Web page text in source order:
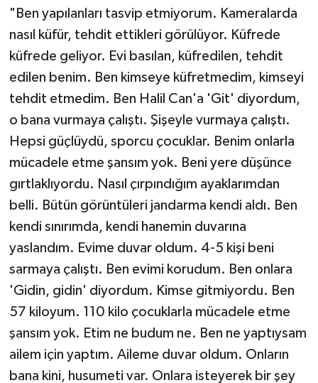
"Ben yapılanları tasvip etmiyorum. Kameralarda
nasıl küfür, tehdit ettikleri görülüyor. Küfrede
küfrede geliyor. Evi basılan, küfredilen, tehdit
edilen benim. Ben kimseye küfretmedim, kimseyi
tehdit etmedim. Ben Halil Can'a 'Git' diyordum,
o bana vurmaya çalıştı. Şişeyle vurmaya çalıştı.
Hepsi güçlüydü, sporcu çocuklar. Benim onlarla
mücadele etme şansım yok. Beni yere düşünce
gırtlaklıyordu. Nasıl çırpındığım ayaklarımdan
belli. Bütün görüntüleri jandarma kendi aldı. Ben
kendi sınırımda, kendi hanemin duvarına
yaslandım. Evime duvar oldum. 4-5 kişi beni
sarmaya çalıştı. Ben evimi korudum. Ben onlara
'Gidin, gidin' diyordum. Kimse gitmiyordu. Ben
57 kiloyum. 110 kilo çocuklarla mücadele etme
şansım yok. Etim ne budum ne. Ben ne yaptıysam
ailem için yaptım. Aileme duvar oldum. Onların
bana kini, husumeti var. Onlara isteyerek bir şey